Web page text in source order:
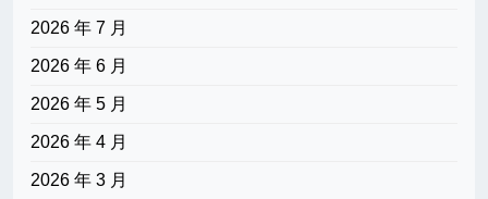
2026 年 7 月
2026 年 6 月
2026 年 5 月
2026 年 4 月
2026 年 3 月